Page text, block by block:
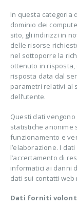
In questa categoria
dominio dei
sito, gli indirizzi in
delle risorse
nel sottoporre la
ottenuto in risposta,
risposta data dal
parametri relativi al
dell’utente.
Questi dati
statistiche anonime
funzionamento e
l’elaborazione. I
l’accertamento di
informatici ai danni
dati sui contatti
Dati forniti